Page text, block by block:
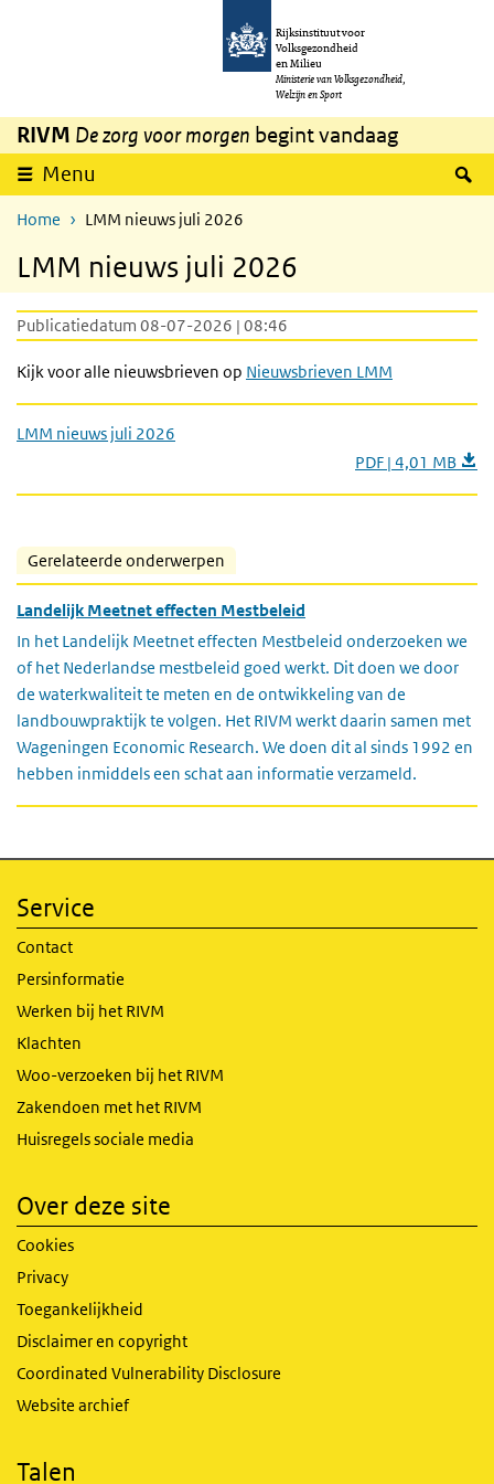
Overslaan en naar de inhoud gaan
Rijksinstituut voor
Volksgezondheid
en Milieu
Ministerie van Volksgezondheid,
Welzijn en Sport
RIVM De zorg voor morgen begint vandaag
Menu
Home LMM nieuws juli 2026
LMM nieuws juli 2026
Publicatiedatum 08-07-2026 | 08:46
Kijk voor alle nieuwsbrieven op Nieuwsbrieven LMM
LMM nieuws juli 2026
PDF | 4,01 MB
Gerelateerde onderwerpen
Landelijk Meetnet effecten Mestbeleid
In het Landelijk Meetnet effecten Mestbeleid onderzoeken we
of het Nederlandse mestbeleid goed werkt. Dit doen we door
de waterkwaliteit te meten en de ontwikkeling van de
landbouwpraktijk te volgen. Het RIVM werkt daarin samen met
Wageningen Economic Research. We doen dit al sinds 1992 en
hebben inmiddels een schat aan informatie verzameld.
Service
Contact
Persinformatie
Werken bij het RIVM
Klachten
Woo-verzoeken bij het RIVM
Zakendoen met het RIVM
Huisregels sociale media
Over deze site
Cookies
Privacy
Toegankelijkheid
Disclaimer en copyright
Coordinated Vulnerability Disclosure
Website archief
Talen